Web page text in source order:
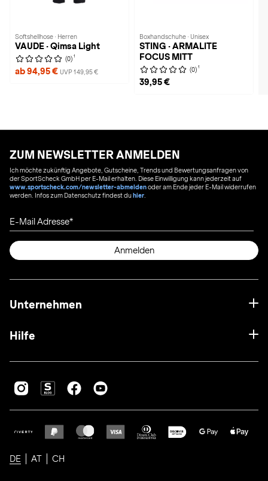
Softshellhose · Herren
VAUDE · Qimsa Light
(0) 1
ab 94,95 € UVP 149,95 €
Boxhandschuhe · Unisex
STING · ARMALITE
FOCUS MITT
(0) 1
39,95 €
ZUM NEWSLETTER ANMELDEN
Ich möchte zukünftig Angebote, Gutscheine, Trends und Bewertungsanfragen von
der SportScheck GmbH per E-Mail erhalten. Diese Einwilligung kann jederzeit auf
www.sportscheck.com/newsletter-abmeldenoder am Ende jeder E-Mail widerrufen
werden. Infos zum Datenschutz findest duhier
E-Mail Adresse
Anmelden
Unternehmen
Hilfe
DE AT CH